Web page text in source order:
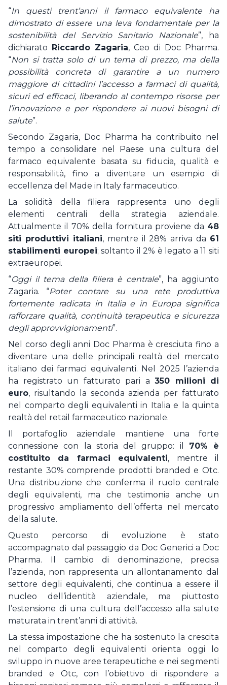
“In questi trent’anni il farmaco equivalente ha
dimostrato di essere una leva fondamentale per la
sostenibilità del Servizio Sanitario Nazionale”, ha
dichiarato Riccardo Zagaria, Ceo di Doc Pharma.
“Non si tratta solo di un tema di prezzo, ma della
possibilità concreta di garantire a un numero
maggiore di cittadini l’accesso a farmaci di qualità,
sicuri ed efficaci, liberando al contempo risorse per
l’innovazione e per rispondere ai nuovi bisogni di
salute”.
Secondo Zagaria, Doc Pharma ha contribuito nel
tempo a consolidare nel Paese una cultura del
farmaco equivalente basata su fiducia, qualità e
responsabilità, fino a diventare un esempio di
eccellenza del Made in Italy farmaceutico.
La solidità della filiera rappresenta uno degli
elementi centrali della strategia aziendale.
Attualmente il 70% della fornitura proviene da 48
siti produttivi italiani, mentre il 28% arriva da 61
stabilimenti europei; soltanto il 2% è legato a 11 siti
extraeuropei.
“Oggi il tema della filiera è centrale”, ha aggiunto
Zagaria. “Poter contare su una rete produttiva
fortemente radicata in Italia e in Europa significa
rafforzare qualità, continuità terapeutica e sicurezza
degli approvvigionamenti”.
Nel corso degli anni Doc Pharma è cresciuta fino a
diventare una delle principali realtà del mercato
italiano dei farmaci equivalenti. Nel 2025 l’azienda
ha registrato un fatturato pari a 350 milioni di
euro, risultando la seconda azienda per fatturato
nel comparto degli equivalenti in Italia e la quinta
realtà del retail farmaceutico nazionale.
Il portafoglio aziendale mantiene una forte
connessione con la storia del gruppo: il 70% è
costituito da farmaci equivalenti, mentre il
restante 30% comprende prodotti branded e Otc.
Una distribuzione che conferma il ruolo centrale
degli equivalenti, ma che testimonia anche un
progressivo ampliamento dell’offerta nel mercato
della salute.
Questo percorso di evoluzione è stato
accompagnato dal passaggio da Doc Generici a Doc
Pharma. Il cambio di denominazione, precisa
l’azienda, non rappresenta un allontanamento dal
settore degli equivalenti, che continua a essere il
nucleo dell’identità aziendale, ma piuttosto
l’estensione di una cultura dell’accesso alla salute
maturata in trent’anni di attività.
La stessa impostazione che ha sostenuto la crescita
nel comparto degli equivalenti orienta oggi lo
sviluppo in nuove aree terapeutiche e nei segmenti
branded e Otc, con l’obiettivo di rispondere a